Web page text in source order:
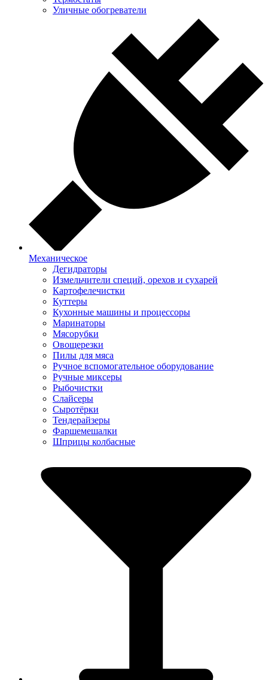
Уличные обогреватели
Механическое
Дегидраторы
Измельчители специй, орехов и сухарей
Картофелечистки
Куттеры
Кухонные машины и процессоры
Маринаторы
Мясорубки
Овощерезки
Пилы для мяса
Ручное вспомогательное оборудование
Ручные миксеры
Рыбочистки
Слайсеры
Сыротёрки
Тендерайзеры
Фаршемешалки
Шприцы колбасные